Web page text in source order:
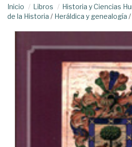
Inicio Libros Historia y Ciencias
de la Historia / Heráldica y genealogía /